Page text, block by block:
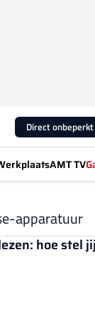
Direct
AMT TV
apparatuur
hoe stel